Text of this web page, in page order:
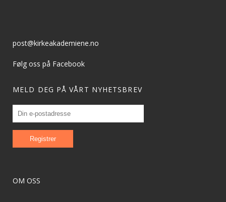
post@kirkeakademiene.no
Følg oss på Facebook
MELD DEG PÅ VÅRT NYHETSBREV
OM OSS